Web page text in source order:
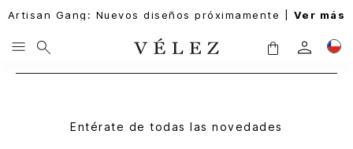
Artisan Gang: Nuevos diseños próximamente | Ver más
Entérate de todas las novedades